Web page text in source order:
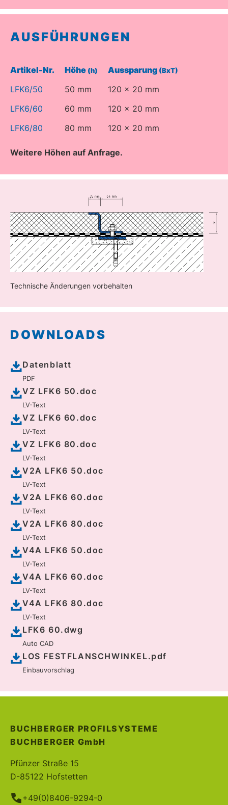
AUSFÜHRUNGEN
Artikel-Nr. Höhe (h) Aussparung (BxT)
LFK6/50 50 mm
120 x 20 mm
LFK6/60
60 mm
120 x 20 mm
LFK6/80
80 mm 120 x 20 mm
Weitere Höhen auf Anfrage.
Technische Änderungen vorbehalten
DOWNLOADS
Datenblatt
PDF
VZ LFK6 50.doc
LV-Text
VZ LFK6 60.doc
LV-Text
VZ LFK6 80.doc
LV-Text
V2A LFK6 50.doc
LV-Text
V2A LFK6 60.doc
LV-Text
V2A LFK6 80.doc
LV-Text
V4A LFK6 50.doc
LV-Text
V4A LFK6 60.doc
LV-Text
V4A LFK6 80.doc
LV-Text
LFK6 60.dwg
Auto CAD
LOS FESTFLANSCHWINKEL.pdf
Einbauvorschlag
BUCHBERGER PROFILSYSTEME
BUCHBERGER GmbH
Pfünzer Straße 15
D-85122 Hofstetten
+49(0)8406-9294-0